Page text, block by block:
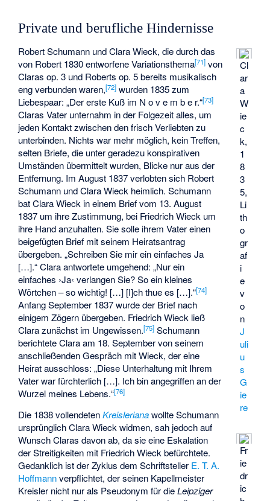
Private und berufliche Hindernisse
Cl
ar
a
W
ie
c
k,
1
8
3
5,
Li
th
o
gr
af
i
e
v
o
n
J
uli
u
s
G
ie
re
Fr
ie
dr
ic
Robert Schumann und Clara Wieck, die durch das
von Robert 1830 entworfene Variationsthema[71] von
Claras op. 3 und Roberts op. 5 bereits musikalisch
eng verbunden waren,[72] wurden 1835 zum
Liebespaar: „Der erste Kuß im N o v e m b e r.“[73]
Claras Vater unternahm in der Folgezeit alles, um
jeden Kontakt zwischen den frisch Verliebten zu
unterbinden. Nichts war mehr möglich, kein Treffen,
selten Briefe, die unter geradezu konspirativen
Umständen übermittelt wurden, Blicke nur aus der
Entfernung. Im August 1837 verlobten sich Robert
Schumann und Clara Wieck heimlich. Schumann
bat Clara Wieck in einem Brief vom 13. August
1837 um ihre Zustimmung, bei Friedrich Wieck um
ihre Hand anzuhalten. Sie solle ihrem Vater einen
beigefügten Brief mit seinem Heiratsantrag
übergeben. „Schreiben Sie mir ein einfaches Ja
[…].“ Clara antwortete umgehend: „Nur ein
einfaches ›Ja‹ verlangen Sie? So ein kleines
Wörtchen – so wichtig! […] [I]ch thue es […].“[74]
Anfang September 1837 wurde der Brief nach
einigem Zögern übergeben. Friedrich Wieck ließ
Clara zunächst im Ungewissen.[75] Schumann
berichtete Clara am 18. September von seinem
anschließenden Gespräch mit Wieck, der eine
Heirat ausschloss: „Diese Unterhaltung mit Ihrem
Vater war fürchterlich […]. Ich bin angegriffen an der
Wurzel meines Lebens.“[76]
Die 1838 vollendetenKreislerianawollte Schumann
ursprünglich Clara Wieck widmen, sah jedoch auf
Wunsch Claras davon ab, da sie eine Eskalation
der Streitigkeiten mit Friedrich Wieck befürchtete.
Gedanklich ist der Zyklus dem Schriftsteller E. T. A.
Hoffmannverpflichtet, der seinen Kapellmeister
Kreisler nicht nur als Pseudonym für dieLeipziger